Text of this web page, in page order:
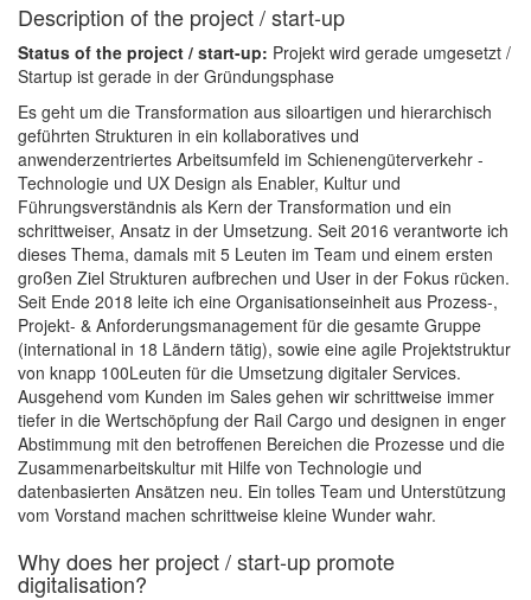
Description of the project / start-up
Status of the project / start-up: Projekt wird gerade umgesetzt /
Startup ist gerade in der Gründungsphase
Es geht um die Transformation aus siloartigen und hierarchisch
geführten Strukturen in ein kollaboratives und
anwenderzentriertes Arbeitsumfeld im Schienengüterverkehr -
Technologie und UX Design als Enabler, Kultur und
Führungsverständnis als Kern der Transformation und ein
schrittweiser, Ansatz in der Umsetzung. Seit 2016 verantworte ich
dieses Thema, damals mit 5 Leuten im Team und einem ersten
großen Ziel Strukturen aufbrechen und User in der Fokus rücken.
Seit Ende 2018 leite ich eine Organisationseinheit aus Prozess-,
Projekt- & Anforderungsmanagement für die gesamte Gruppe
(international in 18 Ländern tätig), sowie eine agile Projektstruktur
von knapp 100Leuten für die Umsetzung digitaler Services.
Ausgehend vom Kunden im Sales gehen wir schrittweise immer
tiefer in die Wertschöpfung der Rail Cargo und designen in enger
Abstimmung mit den betroffenen Bereichen die Prozesse und die
Zusammenarbeitskultur mit Hilfe von Technologie und
datenbasierten Ansätzen neu. Ein tolles Team und Unterstützung
vom Vorstand machen schrittweise kleine Wunder wahr.
Why does her project / start-up promote
digitalisation?